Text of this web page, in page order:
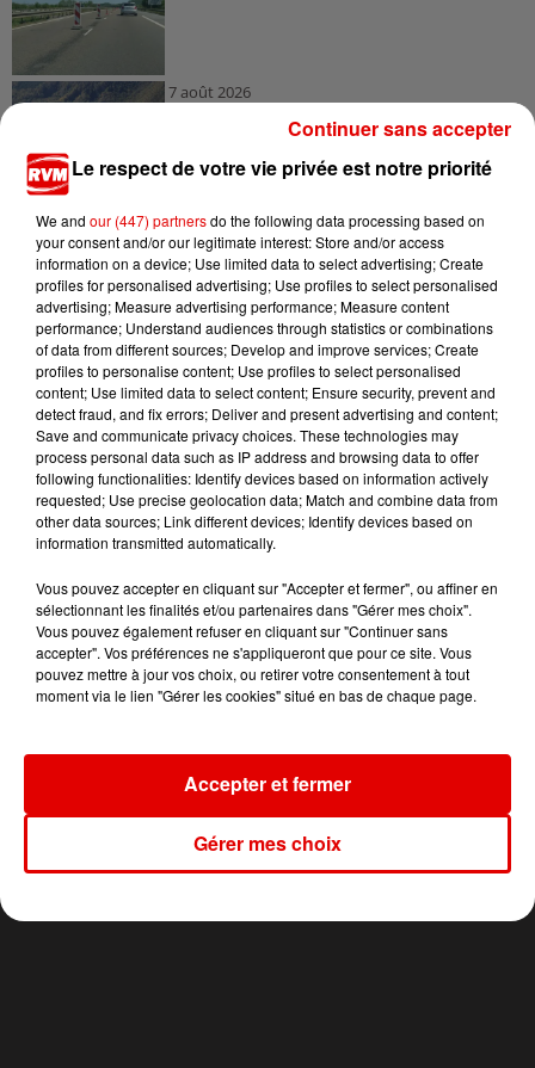
7 août 2026
Ardennes - Retour à la normale dans 48 heures
après une panne du...
7 août 2026
Ardennes - Un réveil frais ce vendredi avant le
retour de la canicule
TITRES DIFFUSÉS
10h57
10h57
CKAY
10h54
10h54
ZAZIE
10h51
10h51
MUSE
Le respect de votre vie privée est notre priorité
We and our (447) partnersdo the following data processing based on
your consent and/or our legitimate interest: Store and/or access
information on a device; Use limited data to select advertising; Create
profiles for personalised advertising; Use profiles to select personalised
advertising; Measure advertising performance; Measure content
performance; Understand audiences through statistics or combinations
of data from different sources; Develop and improve services; Create
profiles to personalise content; Use profiles to select personalised
content; Use limited data to select content; Ensure security, prevent and
detect fraud, and fix errors; Deliver and present advertising and content;
Save and communicate privacy choices. These technologies may
process personal data such as IP address and browsing data to offer
following functionalities: Identify devices based on information actively
requested; Use precise geolocation data; Match and combine data from
other data sources; Link different devices; Identify devices based on
information transmitted automatically.
Vous pouvez accepter en cliquant sur "Accepter et fermer", ou affiner en
sélectionnant les finalités et/ou partenaires dans "Gérer mes choix".
Vous pouvez également refuser en cliquant sur "Continuer sans
accepter". Vos préférences ne s'appliqueront que pour ce site. Vous
pouvez mettre à jour vos choix, ou retirer votre consentement à tout
moment via le lien "Gérer les cookies" situé en bas de chaque page.
Gérer mes choix
Accepter et fermer
Continuer sans accepter